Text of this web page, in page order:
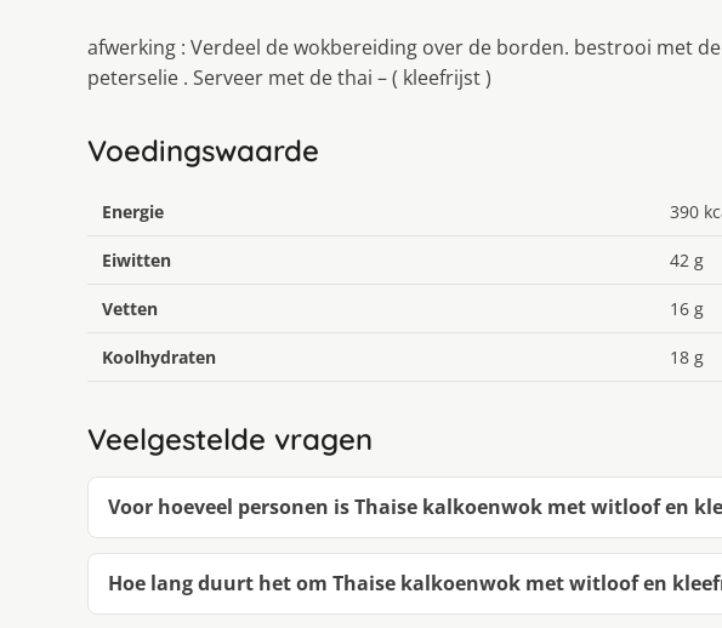
afwerking : Verdeel de wokbereiding over de borden. bestrooi met
peterselie . Serveer met de thai – ( kleefrijst )
Voedingswaarde
Energie 390
Eiwitten 42 g
Vetten 16 g
Koolhydraten 18 g
Veelgestelde vragen
Voor hoeveel personen is Thaise kalkoenwok met witloof en
Hoe lang duurt het om Thaise kalkoenwok met witloof en